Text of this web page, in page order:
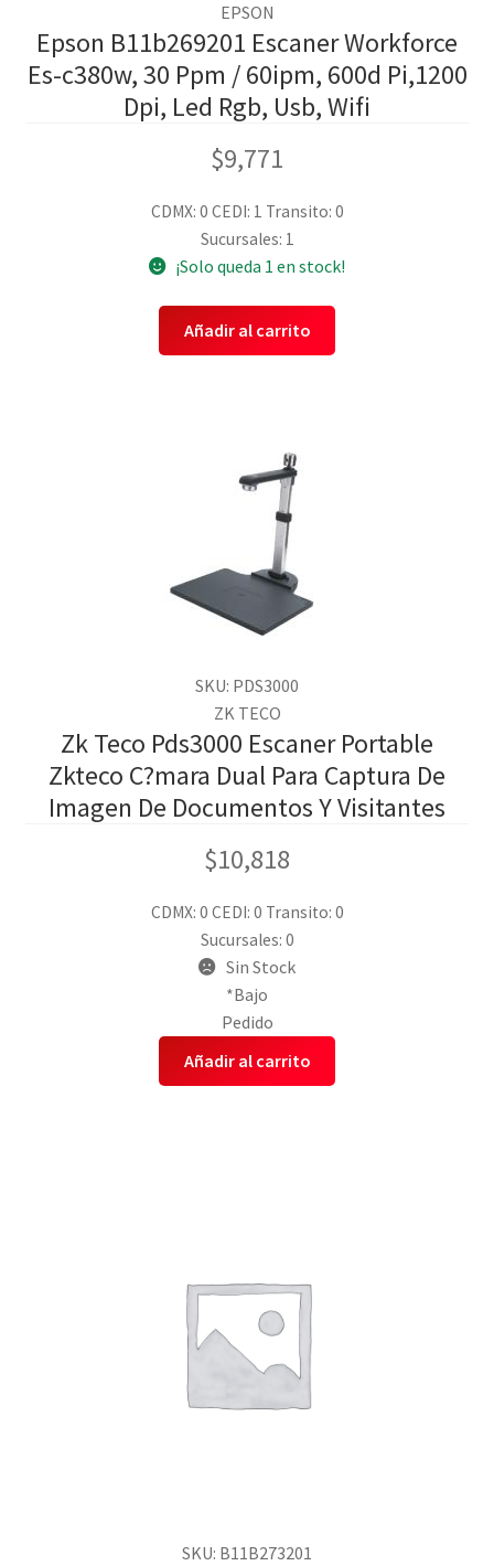
EPSON
Epson B11b269201 Escaner Workforce
Es-c380w, 30 Ppm / 60ipm, 600d Pi,1200
Dpi, Led Rgb, Usb, Wifi
$9,771
CDMX: 0 CEDI: 1 Transito: 0
Sucursales: 1
¡Solo queda 1 en stock!
Añadir al carrito
SKU: PDS3000
ZK TECO
Zk Teco Pds3000 Escaner Portable
Zkteco C?mara Dual Para Captura De
Imagen De Documentos Y Visitantes
$10,818
CDMX: 0 CEDI: 0 Transito: 0
Sucursales: 0
Sin Stock
*Bajo
Pedido
Añadir al carrito
SKU: B11B273201